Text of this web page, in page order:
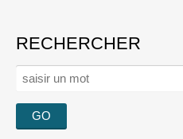
RECHERCHER
Rechercher :